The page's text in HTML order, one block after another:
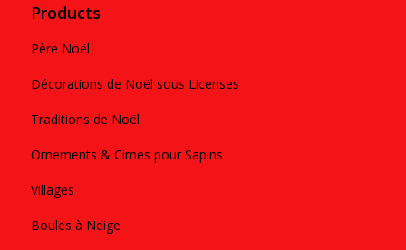
Products
Père Noël
Décorations de Noël sous Licenses
Traditions de Noël
Ornements & Cimes pour Sapins
Villages
Boules à Neige